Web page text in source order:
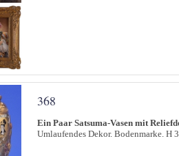
368
Ein Paar Satsuma-Vasen mit
Umlaufendes Dekor. Bodenmarke. H